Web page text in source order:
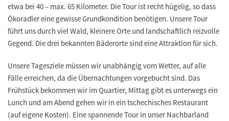
etwa bei 40 – max. 65 Kilometer. Die Tour ist recht hügelig, so dass
Ökoradler eine gewisse Grundkondition benötigen. Unsere Tour
führt uns durch viel Wald, kleinere Orte und landschaftlich reizvolle
Gegend. Die drei bekannten Bäderorte sind eine Attraktion für sich.
Unsere Tagesziele müssen wir unabhängig vom Wetter, auf alle
Fälle erreichen, da die Übernachtungen vorgebucht sind. Das
Frühstück bekommen wir im Quartier, Mittag gibt es unterwegs ein
Lunch und am Abend gehen wir in ein tschechisches Restaurant
(auf eigene Kosten). Eine spannende Tour in unser Nachbarland